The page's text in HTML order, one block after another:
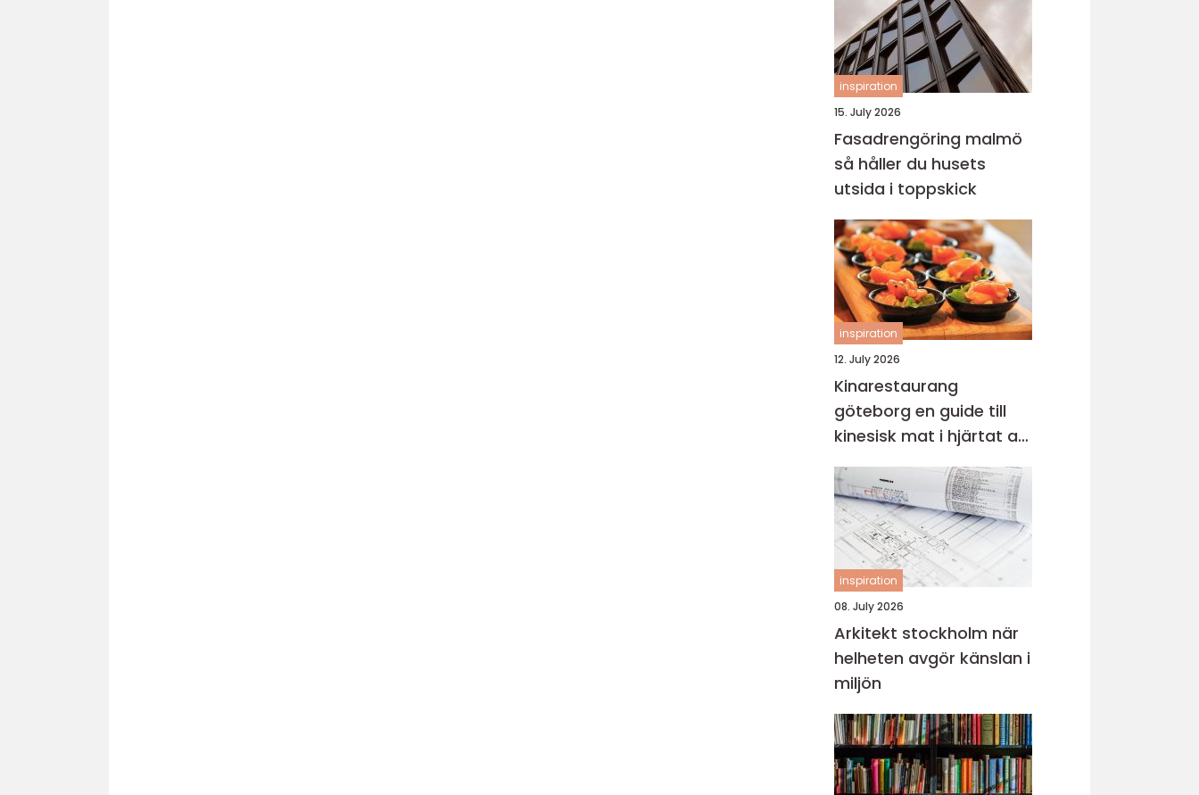
inspiration
15. July 2026
Fasadrengöring malmö
så håller du husets
utsida i toppskick
inspiration
12. July 2026
Kinarestaurang
göteborg en guide till
kinesisk mat i hjärtat av
staden
inspiration
08. July 2026
Arkitekt stockholm när
helheten avgör känslan i
miljön